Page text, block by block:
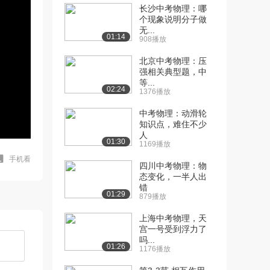
手机看
01:14
长沙中考物理：哪
个现象说明分子做
无...
908播放
02:24
北京中考物理：压
强相关典型题，中
等...
1376播放
01:30
中考物理：动滑轮
知识点，难住不少
人
1169播放
01:29
四川中考物理：物
态变化，一半人出
错
879播放
01:26
上海中考物理，天
宫一号受到浮力了
吗...
1176播放